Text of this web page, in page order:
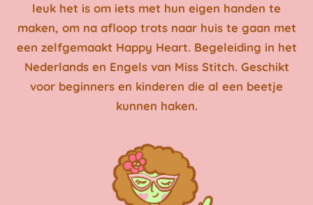
leuk het is om iets met hun eigen handen te
maken, om na afloop trots naar huis te gaan met
een zelfgemaakt Happy Heart. Begeleiding in het
Nederlands en Engels van Miss Stitch. Geschikt
voor beginners en kinderen die al een beetje
kunnen haken.